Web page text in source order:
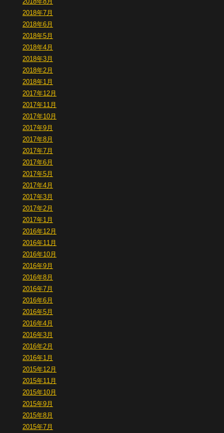
2018年8月
2018年7月
2018年6月
2018年5月
2018年4月
2018年3月
2018年2月
2018年1月
2017年12月
2017年11月
2017年10月
2017年9月
2017年8月
2017年7月
2017年6月
2017年5月
2017年4月
2017年3月
2017年2月
2017年1月
2016年12月
2016年11月
2016年10月
2016年9月
2016年8月
2016年7月
2016年6月
2016年5月
2016年4月
2016年3月
2016年2月
2016年1月
2015年12月
2015年11月
2015年10月
2015年9月
2015年8月
2015年7月